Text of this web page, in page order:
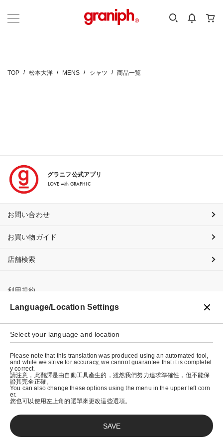
カテゴリーから探す
TOP 松本大洋 MENS シャツ 商品一覧
グラニフ公式アプリ
LOVE with GRAPHIC
お問い合わせ
お買い物ガイド
店舗検索
利用規約
プライバシーポリシー
特定商取引法に基づく表示
会社概要
© graniph inc.
Language/Location Settings
Select your language and location
Please note that this translation was produced using an automated tool,
and while we strive for accuracy, we cannot guarantee that it is completel
y correct.
請注意，此翻譯是由自動工具產生的，雖然我們努力追求準確性，但不能保
證其完全正確。
You can also change these options using the menu in the upper left corn
er.
您也可以使用左上角的選單來更改這些選項。
SAVE